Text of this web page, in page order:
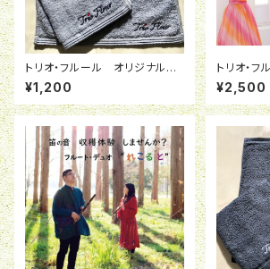
トリオ・フルール オリジナル今
治タオル ※水色
¥1,200
トリオ・
¥2,500